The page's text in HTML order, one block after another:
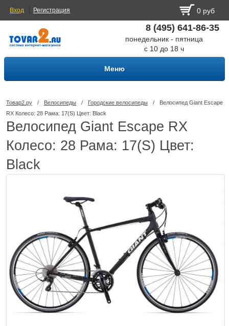
Вход Регистрация 0 руб
8 (495) 641-86-35
понедельник - пятница
с 10 до 18 ч
Меню
Товар2.ру / Велосипеды / Городские велосипеды /
Велосипед Giant Escape
RX Колесо: 28 Рама: 17(S) Цвет: Black
Велосипед Giant Escape RX
Колесо: 28 Рама: 17(S) Цвет:
Black